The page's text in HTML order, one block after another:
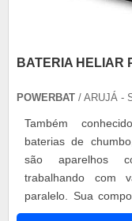
BATERIA HELIAR
POWERBAT / ARUJÁ -
Também
baterias de
são aparelhos
trabalhando com
paralelo. Sua
de chumbo